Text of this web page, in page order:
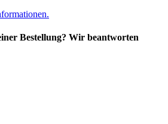
Bestellung? Wir beantworten